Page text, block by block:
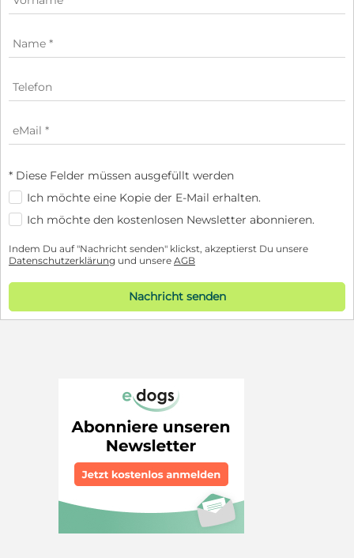
* Diese Felder müssen ausgefüllt werden
Ich möchte eine Kopie der E-Mail erhalten.
Ich möchte den kostenlosen Newsletter abonnieren.
Indem Du auf "Nachricht senden" klickst, akzeptierst Du unsere
Datenschutzerklärung und unsere AGB
Nachricht senden